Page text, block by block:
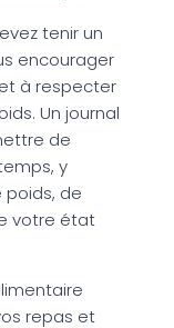
tenir un
encourager
à respecter
Un journal
de
y
poids, de
votre état
repas et